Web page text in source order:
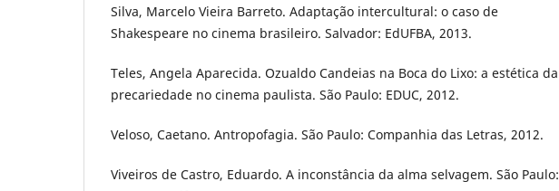
Silva, Marcelo Vieira Barreto. Adaptação intercultural: o caso de
Shakespeare no cinema brasileiro. Salvador: EdUFBA, 2013.
Teles, Angela Aparecida. Ozualdo Candeias na Boca do Lixo: a estética da
precariedade no cinema paulista. São Paulo: EDUC, 2012.
Veloso, Caetano. Antropofagia. São Paulo: Companhia das Letras, 2012.
Viveiros de Castro, Eduardo. A inconstância da alma selvagem. São Paulo: